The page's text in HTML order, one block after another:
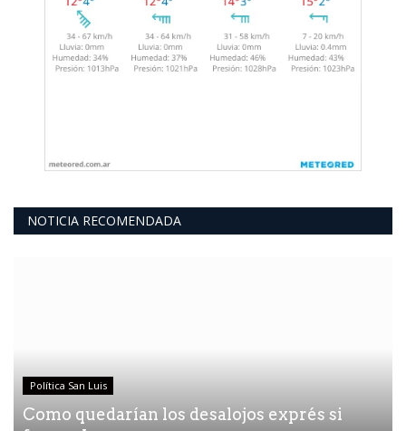
NOTICIA RECOMENDADA
Política San Luis
Como quedarían los desalojos exprés si